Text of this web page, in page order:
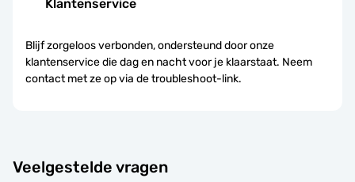
Klantenservice
Blijf zorgeloos verbonden, ondersteund door onze
klantenservice die dag en nacht voor je klaarstaat. Neem
contact met ze op via de troubleshoot-link.
Veelgestelde vragen